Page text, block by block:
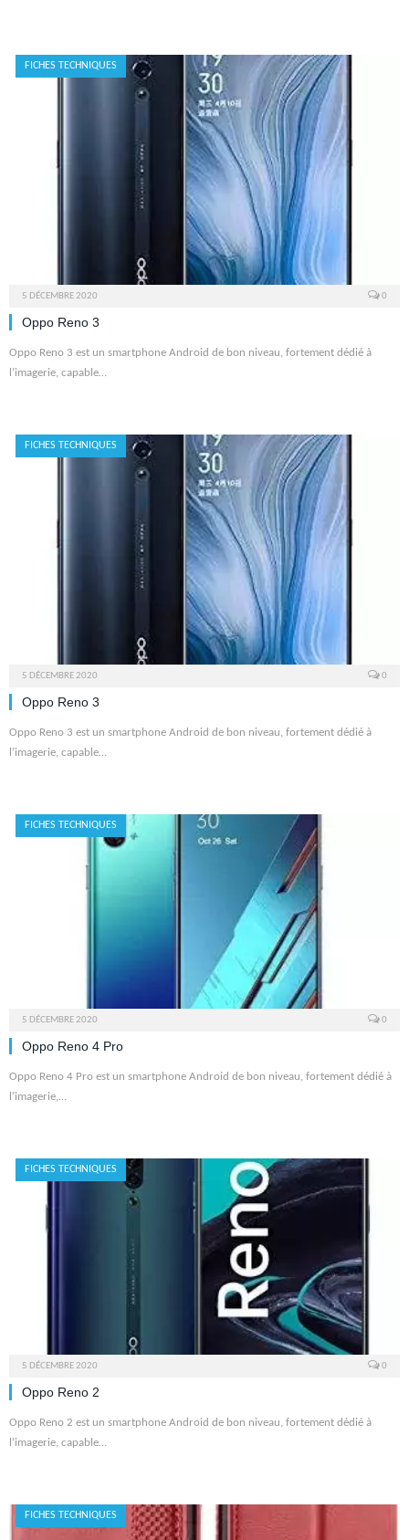
FICHES TECHNIQUES
5 DÉCEMBRE 2020 0
Oppo Reno 3
Oppo Reno 3 est un smartphone Android de bon niveau, fortement dédié à
l’imagerie, capable…
FICHES TECHNIQUES
5 DÉCEMBRE 2020 0
Oppo Reno 3
Oppo Reno 3 est un smartphone Android de bon niveau, fortement dédié à
l’imagerie, capable…
FICHES TECHNIQUES
5 DÉCEMBRE 2020 0
Oppo Reno 4 Pro
Oppo Reno 4 Pro est un smartphone Android de bon niveau, fortement dédié à
l’imagerie,…
FICHES TECHNIQUES
5 DÉCEMBRE 2020 0
Oppo Reno 2
Oppo Reno 2 est un smartphone Android de bon niveau, fortement dédié à
l’imagerie, capable…
FICHES TECHNIQUES